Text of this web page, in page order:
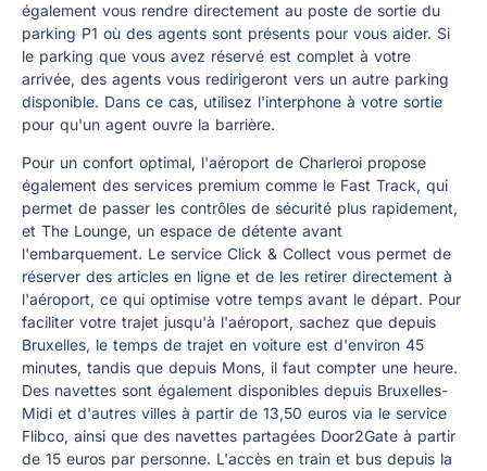
également vous rendre directement au poste de sortie du
parking P1 où des agents sont présents pour vous aider. Si
le parking que vous avez réservé est complet à votre
arrivée, des agents vous redirigeront vers un autre parking
disponible. Dans ce cas, utilisez l'interphone à votre sortie
pour qu'un agent ouvre la barrière.
Pour un confort optimal, l'aéroport de Charleroi propose
également des services premium comme le Fast Track, qui
permet de passer les contrôles de sécurité plus rapidement,
et The Lounge, un espace de détente avant
l'embarquement. Le service Click & Collect vous permet de
réserver des articles en ligne et de les retirer directement à
l'aéroport, ce qui optimise votre temps avant le départ. Pour
faciliter votre trajet jusqu'à l'aéroport, sachez que depuis
Bruxelles, le temps de trajet en voiture est d'environ 45
minutes, tandis que depuis Mons, il faut compter une heure.
Des navettes sont également disponibles depuis Bruxelles-
Midi et d'autres villes à partir de 13,50 euros via le service
Flibco, ainsi que des navettes partagées Door2Gate à partir
de 15 euros par personne. L'accès en train et bus depuis la